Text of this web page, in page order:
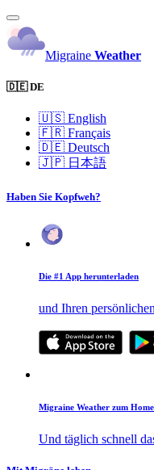
Migraine Weather
🇩🇪 DE
🇺🇸 English
🇫🇷 Français
🇩🇪 Deutsch
🇯🇵 日本語
Haben Sie Kopfweh?
Die #1 App herunterladen
und Ihren
Migraine Weather zum
Und täglich schnell